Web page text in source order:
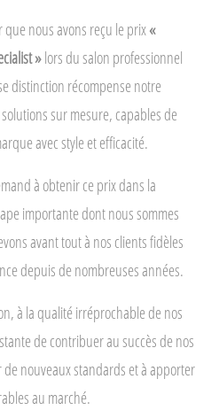
que nous avons reçu le prix«
»lors du salon professionnel
distinction récompense notre
sur mesure, capables de
avec style et efficacité.
à obtenir ce prix dans la
importante dont nous sommes
avant tout à nos clients fidèles
depuis de nombreuses années.
à la qualité irréprochable de nos
de contribuer au succès de nos
nouveaux standards et à apporter
au marché.